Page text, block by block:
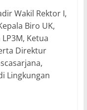
Wakil Rektor I,
Biro UK,
Ketua
Direktur
Lingkungan